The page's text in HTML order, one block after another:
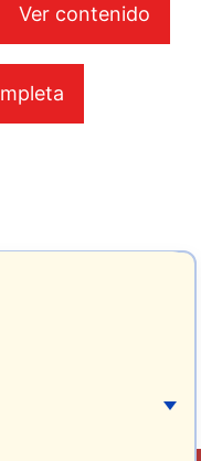
Ver contenido